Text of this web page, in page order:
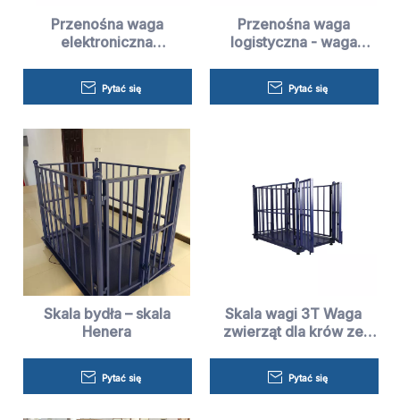
Przenośna waga
elektroniczna
logistyczna 100kg -
waga Henera
Pytać się
Przenośna waga
logistyczna - waga
Pytać się
Skala bydła – skala
Henera
Pytać się
Skala wagi 3T Waga
zwierząt dla krów ze
Pytać się